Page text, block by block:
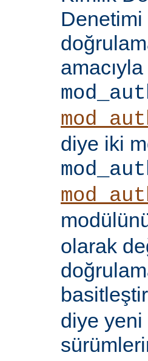
diye iki
olarak
diye yeni